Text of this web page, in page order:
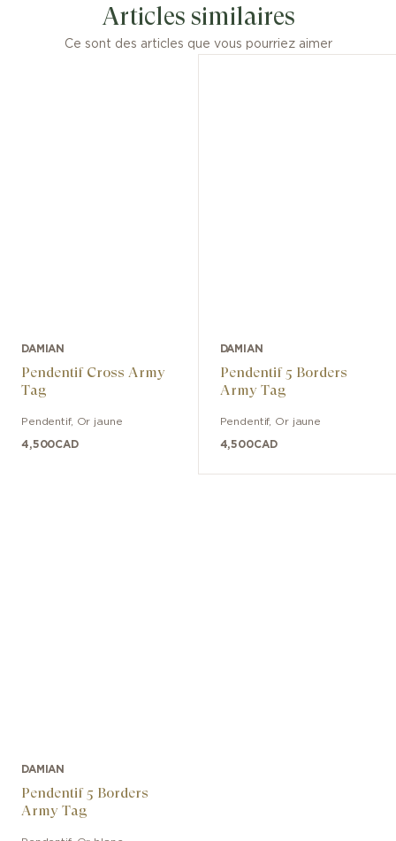
Articles similaires
Ce sont des articles que vous pourriez aimer
DAMIAN
Pendentif Cross Army
Tag
Pendentif, Or jaune
4,500CAD
DAMIAN
Pendentif 5 Borders
Army Tag
Pendentif, Or jaune
4,500CAD
DAMIAN
Pendentif 5 Borders
Army Tag